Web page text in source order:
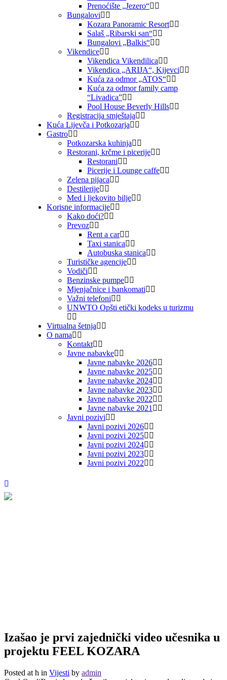
Prenoćište „Jezero“
Bungalovi
Kozara Panoramic Resort
Salaš „Ribarski san“
Bungalovi „Balkis“
Vikendice
Vikendica Vikendilica
Vikendica „ARIJA“, Kijevci
Kuća za odmor „ATOS“
Kuća za odmor family camp
“Livadica”
Pool House Beverly Hills
Registracija smještaja
Kuća Lijevča i Potkozarja
Gastro
Potkozarska kuhinja
Restorani, krčme i picerije
Restorani
Picerije i Lounge caffe
Zelena pijaca
Destilerije
Med i ljekovito bilje
Korisne informacije
Kako doći?
Prevoz
Rent a car
Taxi stanica
Autobuska stanica
Turističke agencije
Vodiči
Benzinske pumpe
Mjenjačnice i bankomati
Važni telefoni
UNWTO Opšti etički kodeks u turizmu
Virtualna šetnja
O nama
Kontakt
Javne nabavke
Javne nabavke 2026
Javne nabavke 2025
Javne nabavke 2024
Javne nabavke 2023
Javne nabavke 2022
Javne nabavke 2021
Javni pozivi
Javni pozivi 2026
Javni pozivi 2025
Javni pozivi 2024
Javni pozivi 2023
Javni pozivi 2022
Izašao je prvi zajednički video učesnika u
projektu FEEL KOZARA
Posted at h in Vijesti by admin